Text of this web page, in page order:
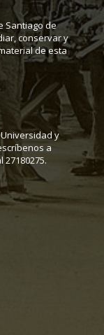
Santiago de
conservar y
de esta
y
a